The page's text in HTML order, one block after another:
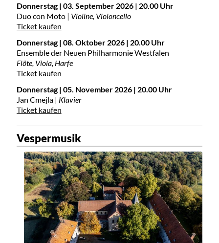
Donnerstag | 03. September 2026 | 20.00 Uhr
Duo con Moto | Violine, Violoncello
Ticket kaufen
Donnerstag | 08. Oktober 2026 | 20.00 Uhr
Ensemble der Neuen Philharmonie Westfalen
Flöte, Viola, Harfe
Ticket kaufen
Donnerstag | 05. November 2026 | 20.00 Uhr
Jan Cmejla | Klavier
Ticket kaufen
Vespermusik